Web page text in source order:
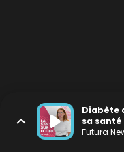
Diabète
sa santé
Futura